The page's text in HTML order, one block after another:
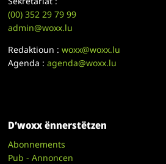
(00)352 29 79 99
admin@woxx.lu
Redaktioun :woxx@woxx.lu
Agenda :agenda@woxx.lu
D’woxx ënnerstëtzen
Abonnements
Pub - Annoncen